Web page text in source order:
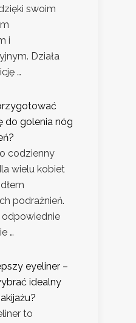
swoim
i
Działa
…
do golenia nóg
codzienny
wielu kobiet
podrażnień.
odpowiednie
…
eyeliner –
idealny
to